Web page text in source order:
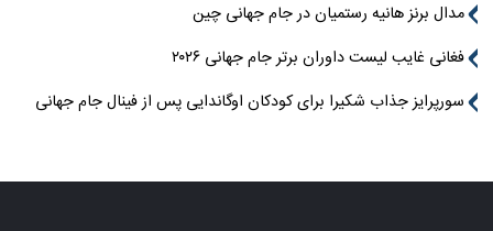
مدال برنز هانیه رستمیان در جام جهانی چین
فغانی غایب لیست داوران برتر جام جهانی ۲۰۲۶
سورپرایز جذاب شکیرا برای کودکان اوگاندایی پس از فینال جام جهانی